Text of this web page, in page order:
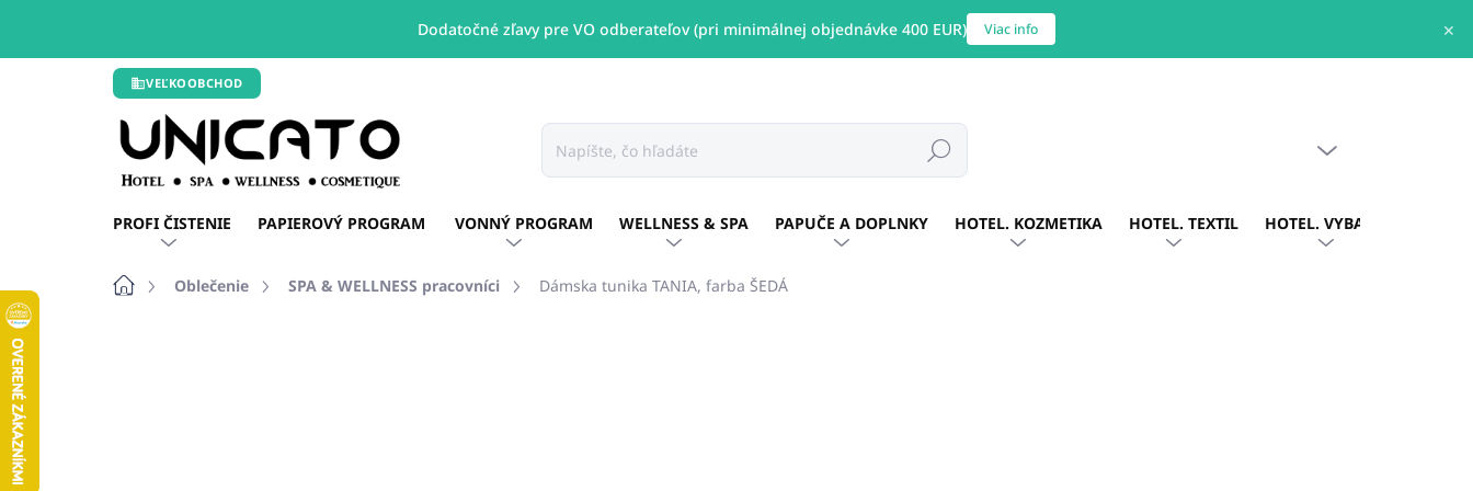
Dodatočné zľavy pre VO odberateľov (pri minimálnej objednávke 400 EUR) Viac info
✕
Prejsť
VEĽKOOBCHOD
Hľadať
PROFI ČISTENIE PAPIEROVÝ PROGRAM VONNÝ PROGRAM WELLNESS & SPA PAPUČE A DOPLNKY HOTEL. KOZMETIKA HOTEL. TEXTIL HOTEL. VYBAVENIE
DomovOblečenie SPA & WELLNESS pracovníci Dámska tunika TANIA, farba ŠEDÁ